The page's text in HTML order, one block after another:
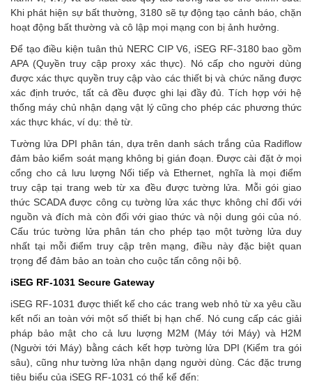
Khi phát hiện sự bất thường, 3180 sẽ tự động tạo cảnh báo, chặn
hoạt động bất thường và cô lập mọi mạng con bị ảnh hưởng.
Để tạo điều kiện tuân thủ NERC CIP V6, iSEG RF-3180 bao gồm
APA (Quyền truy cập proxy xác thực). Nó cấp cho người dùng
được xác thực quyền truy cập vào các thiết bị và chức năng được
xác định trước, tất cả đều được ghi lại đầy đủ. Tích hợp với hệ
thống máy chủ nhận dạng vật lý cũng cho phép các phương thức
xác thực khác, ví dụ: thẻ từ.
Tường lửa DPI phân tán, dựa trên danh sách trắng của Radiflow
đảm bảo kiểm soát mạng không bị gián đoạn. Được cài đặt ở mọi
cổng cho cả lưu lượng Nối tiếp và Ethernet, nghĩa là mọi điểm
truy cập tại trang web từ xa đều được tường lửa. Mỗi gói giao
thức SCADA được công cụ tường lửa xác thực không chỉ đối với
nguồn và đích mà còn đối với giao thức và nội dung gói của nó.
Cấu trúc tường lửa phân tán cho phép tạo một tường lửa duy
nhất tại mỗi điểm truy cập trên mạng, điều này đặc biệt quan
trọng để đảm bảo an toàn cho cuộc tấn công nội bộ.
iSEG RF-1031 Secure Gateway
iSEG RF-1031 được thiết kế cho các trang web nhỏ từ xa yêu cầu
kết nối an toàn với một số thiết bị hạn chế. Nó cung cấp các giải
pháp bảo mật cho cả lưu lượng M2M (Máy tới Máy) và H2M
(Người tới Máy) bằng cách kết hợp tường lửa DPI (Kiểm tra gói
sâu), cũng như tường lửa nhận dạng người dùng. Các đặc trưng
tiêu biểu của iSEG RF-1031 có thể kể đến: